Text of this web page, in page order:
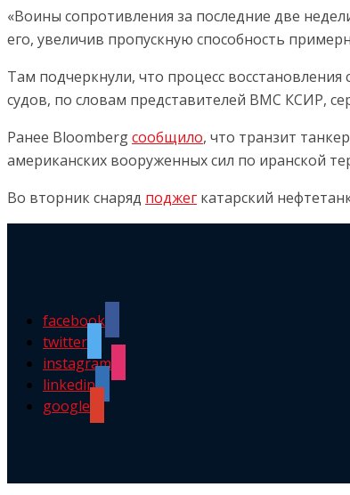
«Воины сопротивления за последние две
его, увеличив пропускную способность
Там подчеркнули, что процесс
судов, по словам представителей ВМС КСИР,
Ранее Bloombergсообщило, что транзит
американских вооруженных сил по иранской
Во вторник снаряд поджег катарский
facebook
twitter
instagram
linkedin
google